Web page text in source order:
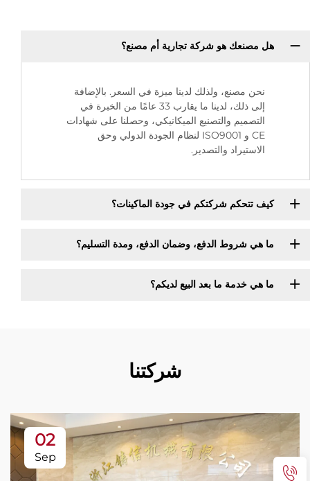
هل مصنعك هو شركة تجارية أم مصنع؟
نحن مصنع، ولذلك لدينا ميزة في السعر. بالإضافة
إلى ذلك، لدينا ما يقارب 33 عامًا من الخبرة في
التصميم والتصنيع الميكانيكي، وحصلنا على شهادات
CE و ISO9001 لنظام الجودة الدولي وحق
الاستيراد والتصدير.
كيف تتحكم شركتكم في جودة الماكينات؟
ما هي شروط الدفع، وضمان الدفع، ومدة التسليم؟
ما هي خدمة ما بعد البيع لديكم؟
شركتنا
02
Sep